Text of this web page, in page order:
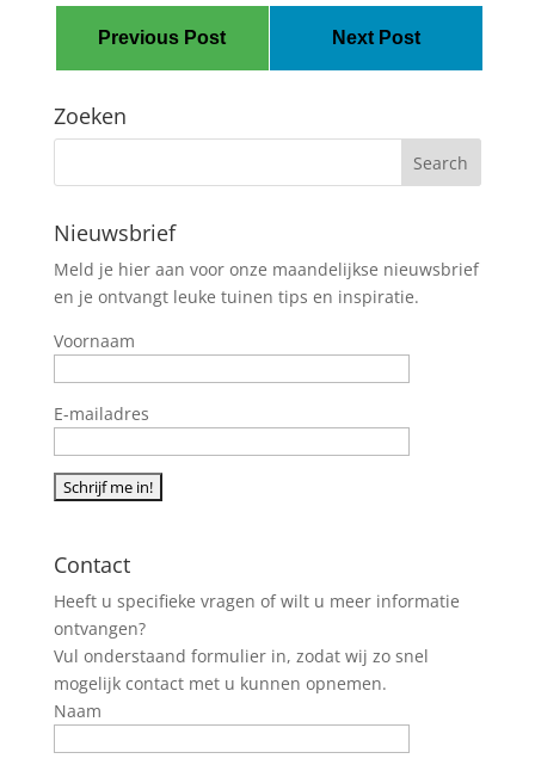
Previous Post Next Post
Zoeken
Nieuwsbrief
Meld je hier aan voor onze maandelijkse nieuwsbrief
en je ontvangt leuke tuinen tips en inspiratie.
Voornaam
E-mailadres
Contact
Heeft u specifieke vragen of wilt u meer informatie
ontvangen?
Vul onderstaand formulier in, zodat wij zo snel
mogelijk contact met u kunnen opnemen.
Naam